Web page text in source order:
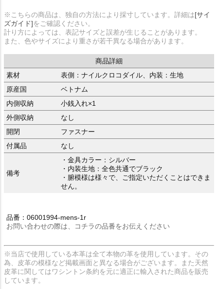
※こちらの商品は、独自の方法により採寸しています。詳細は[サイ
ズガイド]をご確認ください。
計り方によっては、表記サイズと誤差が生じることがあります。
また、色やサイズにより重さが若干異なる場合があります。
商品詳細
素材
表側：ナイルクロコダイル、内装：生地
原産国
ベトナム
内側収納
小銭入れ×1
外側収納
なし
開閉
ファスナー
付属品
なし
備考
・金具カラー：シルバー
・内装生地：全色共通でブラック
・腑模様は様々で、ご指定いただくことはできま
せん。
品番：06001994-mens-1r
お問い合わせの際は、コチラの品番をお伝えください
※当店で使用している本革は全て本物の革を使用しています。その
為、皮革の模様など掲載画面と異なる場合がございます。また天然
皮革に関してはワシントン条約を元に適正に輸入された商品を販売
しています。